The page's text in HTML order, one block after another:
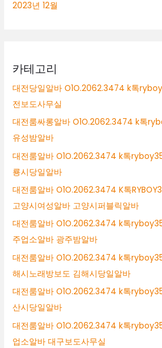
2023년 12월
카테고리
대전당일알바 O1O.2062.3474 k톡
전보도사무실
대전룸싸롱알바 O1O.2062.3474 k톡
유성밤알바
대전룸알바 O1O.2062.3474 k톡
룡시당일알바
대전룸알바 O1O.2062.3474 K톡
고양시여성알바 고양시퍼블릭알바
대전룸알바 O1O.2062.3474 k톡
주업소알바 광주밤알바
대전룸알바 O1O.2062.3474 k톡
해시노래방보도 김해시당일알바
대전룸알바 O1O.2062.3474 k톡
산시당일알바
대전룸알바 O1O.2062.3474 k톡
업소알바 대구보도사무실